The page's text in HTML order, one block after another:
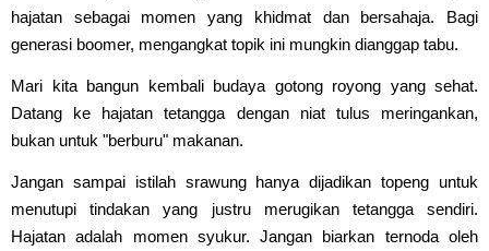
hajatan sebagai momen yang khidmat dan bersahaja. Bagi
generasi boomer, mengangkat topik ini mungkin dianggap tabu.
Mari kita bangun kembali budaya gotong royong yang sehat.
Datang ke hajatan tetangga dengan niat tulus meringankan,
bukan untuk "berburu" makanan.
Jangan sampai istilah srawung hanya dijadikan topeng untuk
menutupi tindakan yang justru merugikan tetangga sendiri.
Hajatan adalah momen syukur. Jangan biarkan ternoda oleh